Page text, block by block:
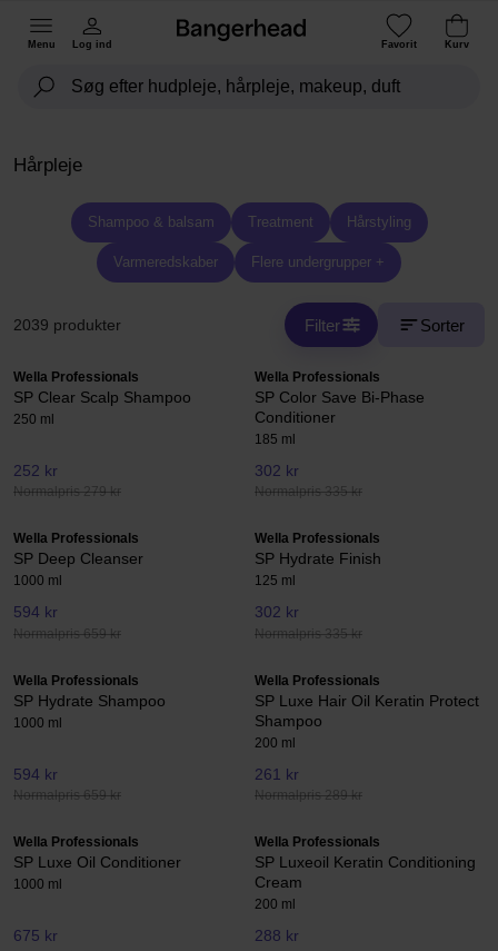
Menu Log ind Favorit Kurv
Hårpleje
Shampoo & balsam Treatment Hårstyling
Varmeredskaber Flere undergrupper +
2039 produkter Filter Sorter
Wella Professionals
SP Clear Scalp Shampoo
250 ml
252 kr
Normalpris 279 kr
Wella Professionals
SP Color Save Bi-Phase
Conditioner
185 ml
302 kr
Normalpris 335 kr
Wella Professionals
SP Deep Cleanser
1000 ml
594 kr
Normalpris 659 kr
Wella Professionals
SP Hydrate Finish
125 ml
302 kr
Normalpris 335 kr
Wella Professionals
SP Hydrate Shampoo
1000 ml
594 kr
Normalpris 659 kr
Wella Professionals
SP Luxe Hair Oil Keratin Protect
Shampoo
200 ml
261 kr
Normalpris 289 kr
Wella Professionals
SP Luxe Oil Conditioner
1000 ml
675 kr
Wella Professionals
SP Luxeoil Keratin Conditioning
Cream
200 ml
288 kr